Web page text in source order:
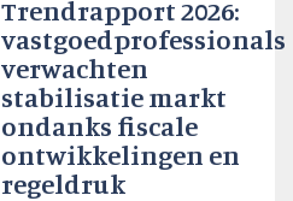
Trendrapport 2026:
vastgoedprofessionals
verwachten
stabilisatie markt
ondanks fiscale
ontwikkelingen en
regeldruk